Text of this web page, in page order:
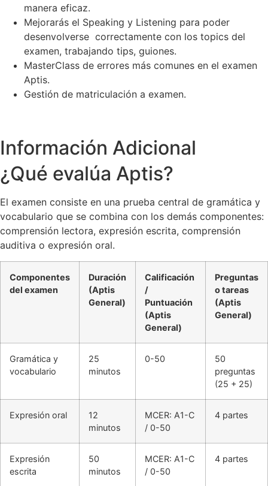
manera eficaz.
Mejorarás el Speaking y Listening para poder
desenvolverse correctamente con los topics del
examen, trabajando tips, guiones.
MasterClass de errores más comunes en el examen
Aptis.
Gestión de matriculación a examen.
Información Adicional
¿Qué evalúa Aptis?
El examen consiste en una prueba central de gramática y
vocabulario que se combina con los demás componentes:
comprensión lectora, expresión escrita, comprensión
auditiva o expresión oral.
Componentes
del examen
Duración
(Aptis
General)
Calificación
/
Puntuación
(Aptis
General)
Preguntas
o tareas
(Aptis
General)
Gramática y
vocabulario
25
minutos
0-50
50
preguntas
(25 + 25)
Expresión oral
12
minutos
MCER: A1-C
/ 0-50
4 partes
Expresión
escrita
50
minutos
MCER: A1-C
/ 0-50
4 partes